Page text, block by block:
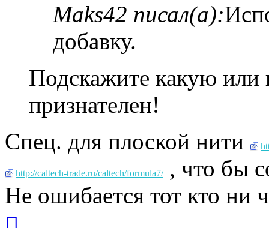
Maks42 писал(а):
добавку.
Подскажите какую или
признателен!
Спец. для плоской нити
http://caltech-trade.ru/caltech/formula7/, что бы
Не ошибается тот кто ни